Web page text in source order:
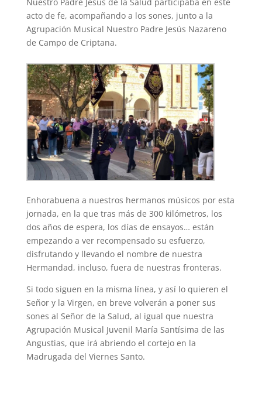
acto de fe, acompañando a los sones, junto a la
Agrupación Musical Nuestro Padre Jesús Nazareno
de Campo de Criptana.
Enhorabuena a nuestros hermanos músicos por esta
jornada, en la que tras más de 300 kilómetros, los
dos años de espera, los días de ensayos… están
empezando a ver recompensado su esfuerzo,
disfrutando y llevando el nombre de nuestra
Hermandad, incluso, fuera de nuestras fronteras.
Si todo siguen en la misma línea, y así lo quieren el
Señor y la Virgen, en breve volverán a poner sus
sones al Señor de la Salud, al igual que nuestra
Agrupación Musical Juvenil María Santísima de las
Angustias, que irá abriendo el cortejo en la
Madrugada del Viernes Santo.